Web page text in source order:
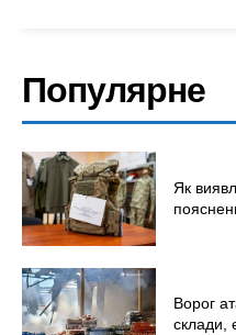
Політика
Світ
Технології
Війна
Популярне
Як
Ворог
склади,